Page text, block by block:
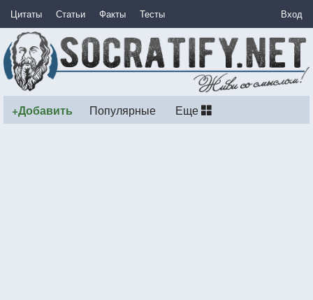
Цитаты Статьи Факты Тесты Вход
+Добавить Популярные Еще